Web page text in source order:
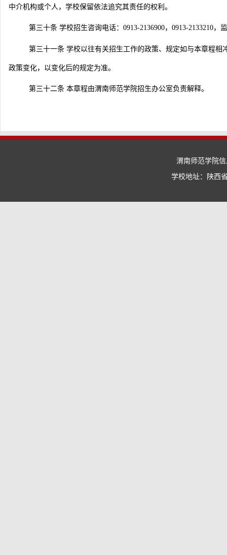
中介机构或个人，学校保留依法追究其责任的权利。
第三十条 学校招生咨询电话：0913-2136900，0913-2133210，
第三十一条 学校以往有关招生工作的政策、规定如与本章程
政策变化，以变化后的规定为准。
第三十二条 本章程由渭南师范学院招生办公室负责解释。
渭南师范学院
学校地址：陕西